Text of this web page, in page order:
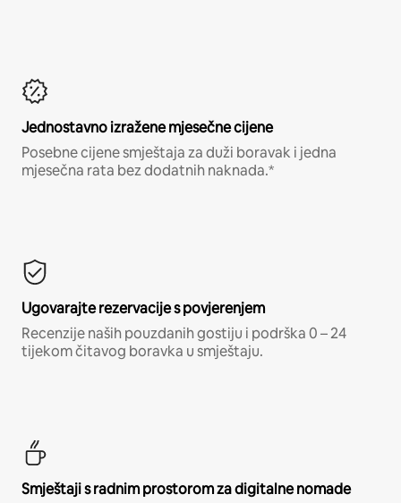
Jednostavno izražene mjesečne cijene
Posebne cijene smještaja za duži boravak i jedna
mjesečna rata bez dodatnih naknada.*
Ugovarajte rezervacije s povjerenjem
Recenzije naših pouzdanih gostiju i podrška 0 – 24
tijekom čitavog boravka u smještaju.
Smještaji s radnim prostorom za digitalne nomade